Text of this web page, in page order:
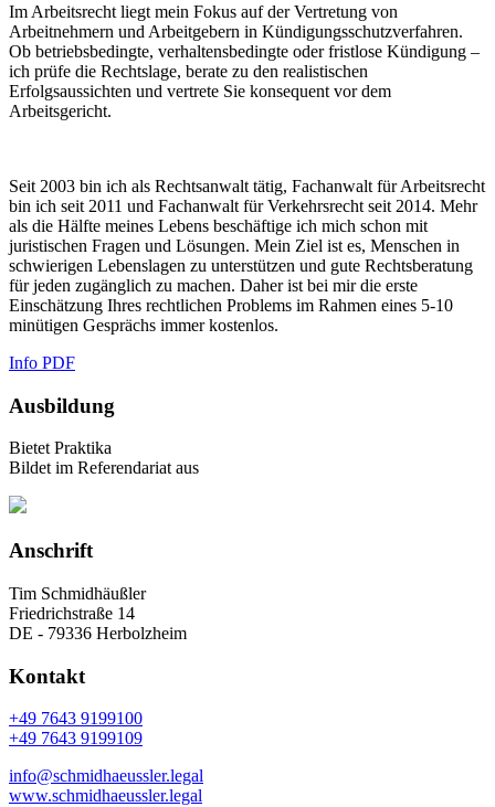
Im Arbeitsrecht liegt mein Fokus auf der Vertretung von
Arbeitnehmern und Arbeitgebern in Kündigungsschutzverfahren.
Ob betriebsbedingte, verhaltensbedingte oder fristlose Kündigung –
ich prüfe die Rechtslage, berate zu den realistischen
Erfolgsaussichten und vertrete Sie konsequent vor dem
Arbeitsgericht.
Seit 2003 bin ich als Rechtsanwalt tätig, Fachanwalt für Arbeitsrecht
bin ich seit 2011 und Fachanwalt für Verkehrsrecht seit 2014. Mehr
als die Hälfte meines Lebens beschäftige ich mich schon mit
juristischen Fragen und Lösungen. Mein Ziel ist es, Menschen in
schwierigen Lebenslagen zu unterstützen und gute Rechtsberatung
für jeden zugänglich zu machen. Daher ist bei mir die erste
Einschätzung Ihres rechtlichen Problems im Rahmen eines 5-10
minütigen Gesprächs immer kostenlos.
Info PDF
Ausbildung
Bietet Praktika
Bildet im Referendariat aus
Anschrift
Tim Schmidhäußler
Friedrichstraße 14
DE - 79336 Herbolzheim
Kontakt
+49 7643 9199100
+49 7643 9199109
info@schmidhaeussler.legal
www.schmidhaeussler.legal